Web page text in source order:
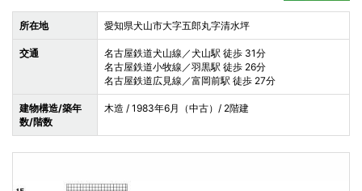
所在地 愛知県犬山市大字五郎丸字清水坪
交通
名古屋鉄道犬山線／犬山駅 徒歩 31分
名古屋鉄道小牧線／羽黒駅 徒歩 26分
名古屋鉄道広見線／富岡前駅 徒歩 27分
建物構造/築年
数/階数
木造 / 1983年6月（中古）/ 2階建